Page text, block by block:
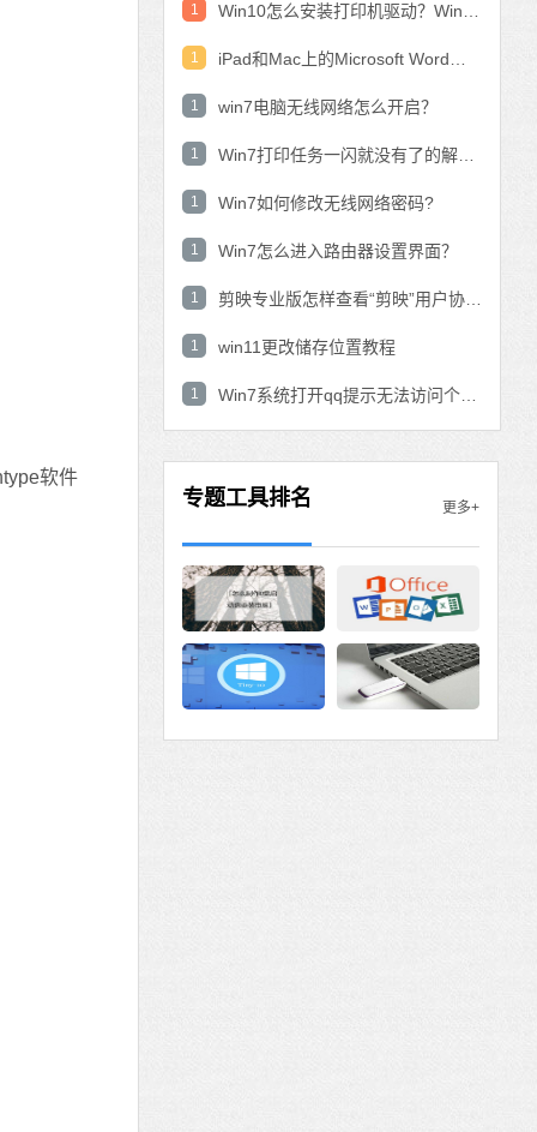
软件
1
1
1 win7电脑无线网络怎么开启？
1
1 Win7如何修改无线网络密码?
1 Win7怎么进入路由器设置界面？
1
1 win11更改储存位置教程
1
专题工具排名 更多+